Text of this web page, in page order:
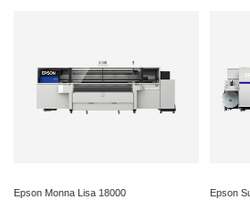
Epson Monna Lisa 18000 Epson